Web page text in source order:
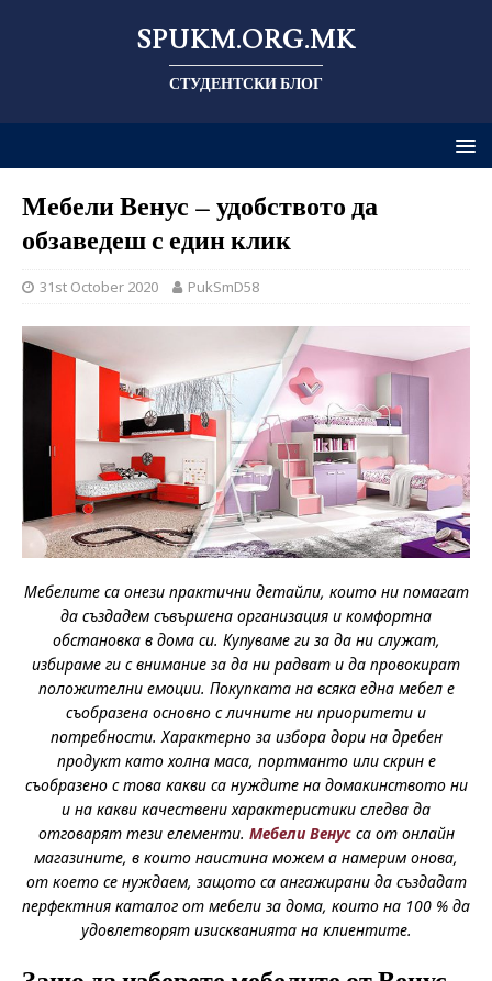
SPUKM.ORG.MK
СТУДЕНТСКИ БЛОГ
Мебели Венус – удобството да
обзаведеш с един клик
31st October 2020 PukSmD58
Мебелите са онези практични детайли, които ни помагат
да създадем съвършена организация и комфортна
обстановка в дома си. Купуваме ги за да ни служат,
избираме ги с внимание за да ни радват и да провокират
положителни емоции. Покупката на всяка една мебел е
съобразена основно с личните ни приоритети и
потребности. Характерно за избора дори на дребен
продукт като холна маса, портманто или скрин е
съобразено с това какви са нуждите на домакинството ни
и на какви качествени характеристики следва да
отговарят тези елементи. Мебели Венусса от онлайн
магазините, в които наистина можем а намерим онова,
от което се нуждаем, защото са ангажирани да създадат
перфектния каталог от мебели за дома, които на 100 % да
удовлетворят изискванията на клиентите.